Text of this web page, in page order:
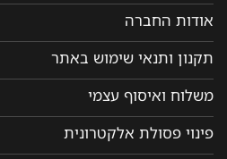
אודות החברה
תקנון ותנאי שימוש באתר
משלוח ואיסוף עצמי
פינוי פסולת אלקטרונית